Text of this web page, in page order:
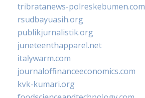
tribratanews-polreskebumen.com
rsudbayuasih.org
publikjurnalistik.org
juneteenthapparel.net
italywarm.com
journaloffinanceeconomics.com
kvk-kumari.org